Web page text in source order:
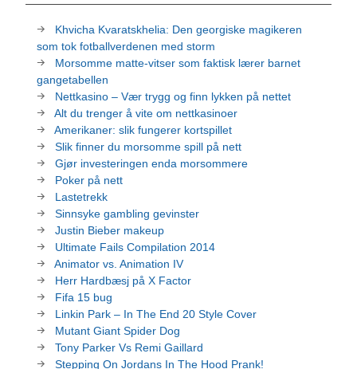
Khvicha Kvaratskhelia: Den georgiske magikeren
som tok fotballverdenen med storm
Morsomme matte-vitser som faktisk lærer barnet
gangetabellen
Nettkasino – Vær trygg og finn lykken på nettet
Alt du trenger å vite om nettkasinoer
Amerikaner: slik fungerer kortspillet
Slik finner du morsomme spill på nett
Gjør investeringen enda morsommere
Poker på nett
Lastetrekk
Sinnsyke gambling gevinster
Justin Bieber makeup
Ultimate Fails Compilation 2014
Animator vs. Animation IV
Herr Hardbæsj på X Factor
Fifa 15 bug
Linkin Park – In The End 20 Style Cover
Mutant Giant Spider Dog
Tony Parker Vs Remi Gaillard
Stepping On Jordans In The Hood Prank!